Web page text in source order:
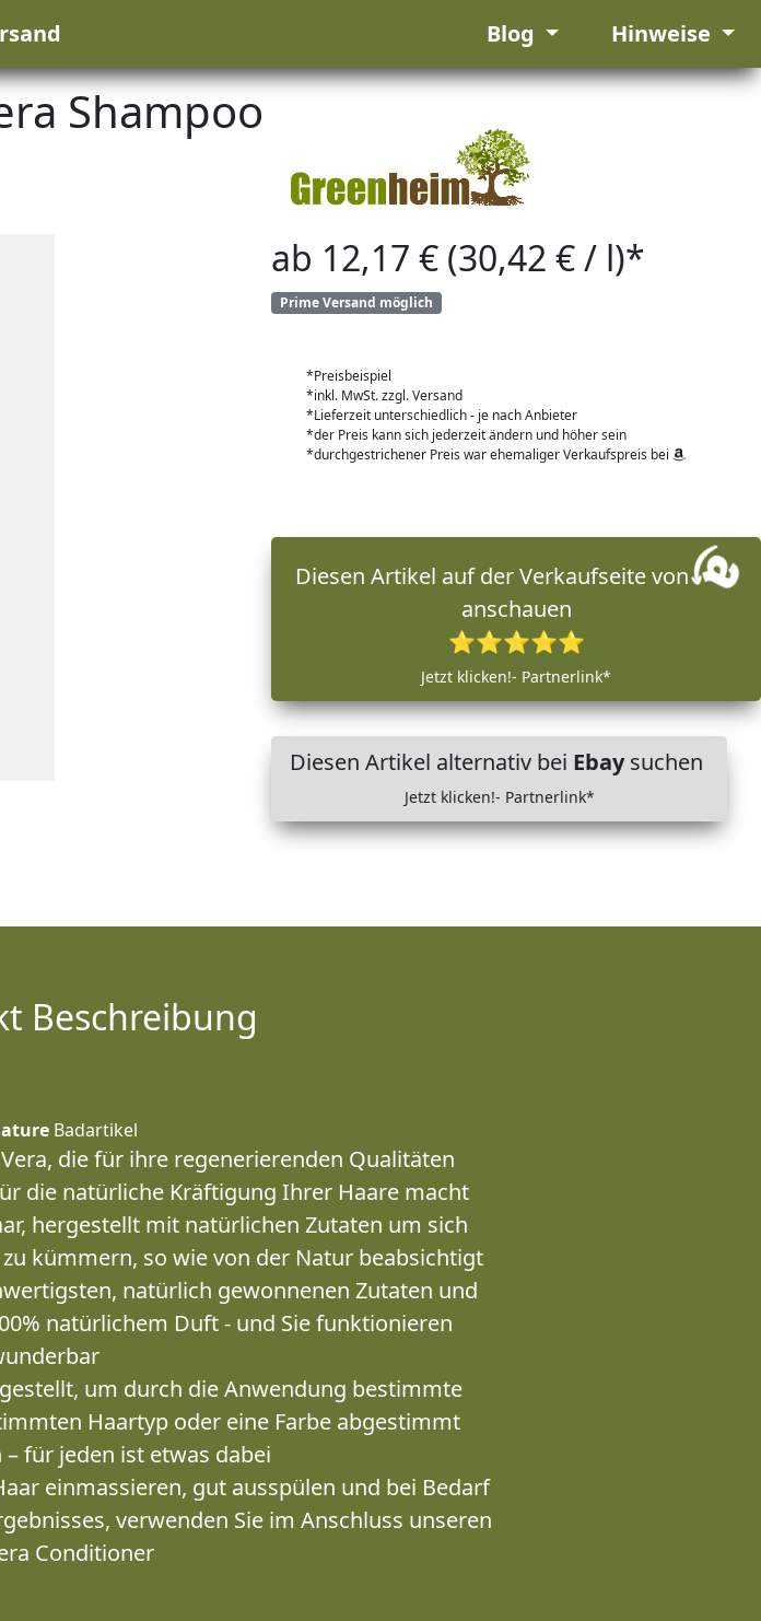
Blog Hinweise
Shampoo
ab 12,17 € (30,42 € / l)*
Prime Versand möglich
*Preisbeispiel
*inkl. MwSt. zzgl. Versand
*Lieferzeit unterschiedlich - je nach Anbieter
*der Preis kann sich jederzeit ändern und höher sein
*durchgestrichener Preis war ehemaliger Verkaufspreis bei
Diesen Artikel auf der Verkaufseite von
anschauen
⭐⭐⭐⭐⭐
Jetzt klicken!- Partnerlink*
Diesen Artikel alternativ bei Ebaysuchen
Jetzt klicken!- Partnerlink*
Beschreibung
Badartikel
die für ihre regenerierenden Qualitäten
die natürliche Kräftigung Ihrer Haare macht
hergestellt mit natürlichen Zutaten um sich
kümmern, so wie von der Natur beabsichtigt
natürlich gewonnenen Zutaten und
natürlichem Duft - und Sie funktionieren
um durch die Anwendung bestimmte
Haartyp oder eine Farbe abgestimmt
für jeden ist etwas dabei
einmassieren, gut ausspülen und bei Bedarf
verwenden Sie im Anschluss unseren
Conditioner